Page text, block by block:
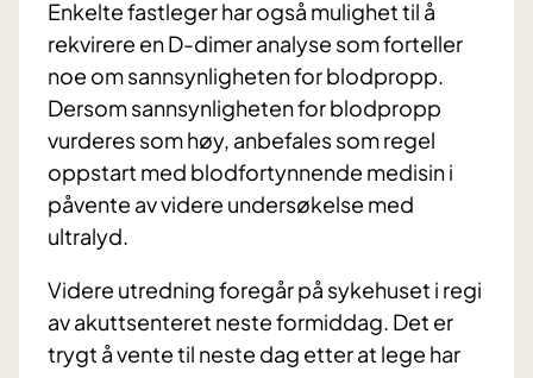
Enkelte fastleger har også mulighet til å
rekvirere en D-dimer analyse som forteller
noe om sannsynligheten for blodpropp.
Dersom sannsynligheten for blodpropp
vurderes som høy, anbefales som regel
oppstart med blodfortynnende medisin i
påvente av videre undersøkelse med
ultralyd.
Videre utredning foregår på sykehuset i regi
av akuttsenteret neste formiddag. Det er
trygt å vente til neste dag etter at lege har